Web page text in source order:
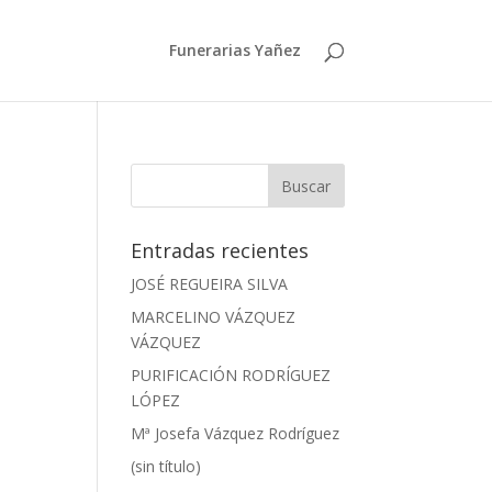
Funerarias Yañez
Entradas recientes
JOSÉ REGUEIRA SILVA
MARCELINO VÁZQUEZ
VÁZQUEZ
PURIFICACIÓN RODRÍGUEZ
LÓPEZ
Mª Josefa Vázquez Rodríguez
(sin título)